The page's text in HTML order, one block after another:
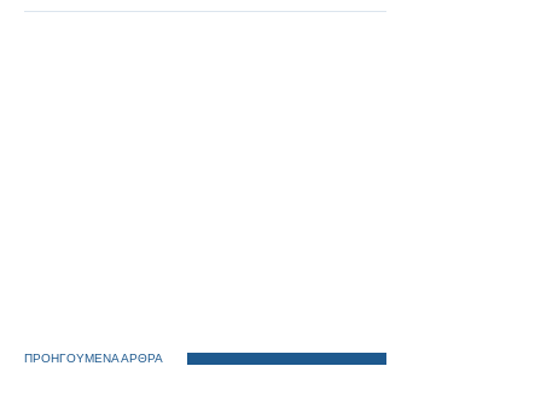
ΠΡΟΗΓΟΥΜΕΝΑ ΑΡΘΡΑ